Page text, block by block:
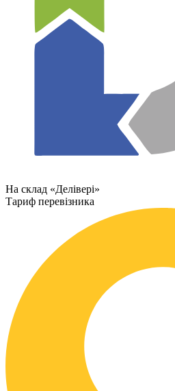
На склад «Делівері»
Тариф перевізника